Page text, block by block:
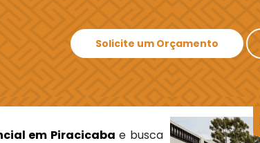
Solicite um Orçamento
em Piracicaba e busca